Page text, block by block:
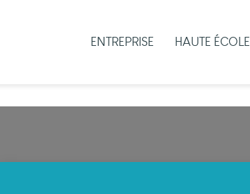
ENTREPRISE HAUTE ÉCOLE